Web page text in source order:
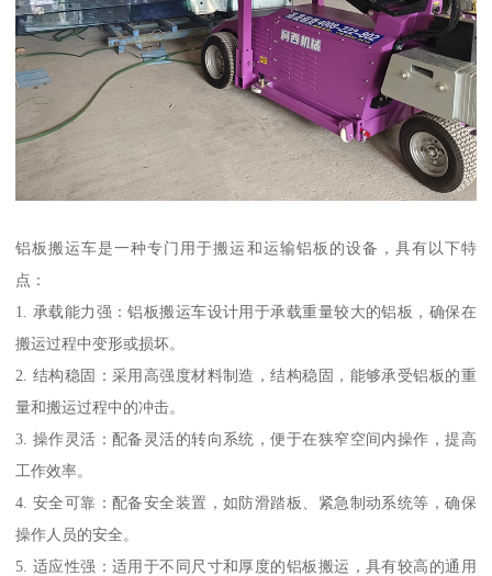
铝板搬运车是一种专门用于搬运和运输铝板的设备，具有以下特
点：
1. 承载能力强：铝板搬运车设计用于承载重量较大的铝板，确保在
搬运过程中变形或损坏。
2. 结构稳固：采用高强度材料制造，结构稳固，能够承受铝板的重
量和搬运过程中的冲击。
3. 操作灵活：配备灵活的转向系统，便于在狭窄空间内操作，提高
工作效率。
4. 安全可靠：配备安全装置，如防滑踏板、紧急制动系统等，确保
操作人员的安全。
5. 适应性强：适用于不同尺寸和厚度的铝板搬运，具有较高的通用